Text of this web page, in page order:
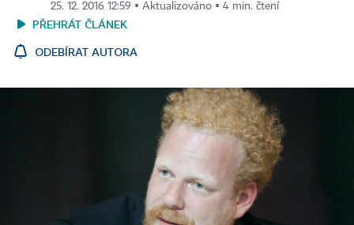
25. 12. 2016 12:59 ▪ Aktualizováno ▪ 4 min. čtení
PŘEHRÁT ČLÁNEK
ODEBÍRAT AUTORA